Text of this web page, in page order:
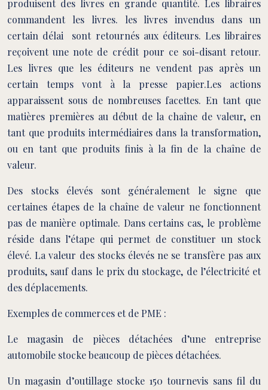
produisent des livres en grande quantité. Les libraires
commandent les livres. les livres invendus dans un
certain délai sont retournés aux éditeurs. Les libraires
reçoivent une note de crédit pour ce soi-disant retour.
Les livres que les éditeurs ne vendent pas après un
certain temps vont à la presse papier.Les actions
apparaissent sous de nombreuses facettes. En tant que
matières premières au début de la chaîne de valeur, en
tant que produits intermédiaires dans la transformation,
ou en tant que produits finis à la fin de la chaîne de
valeur.
Des stocks élevés sont généralement le signe que
certaines étapes de la chaîne de valeur ne fonctionnent
pas de manière optimale. Dans certains cas, le problème
réside dans l’étape qui permet de constituer un stock
élevé. La valeur des stocks élevés ne se transfère pas aux
produits, sauf dans le prix du stockage, de l’électricité et
des déplacements.
Exemples de commerces et de PME :
Le magasin de pièces détachées d’une entreprise
automobile stocke beaucoup de pièces détachées.
Un magasin d’outillage stocke 150 tournevis sans fil du